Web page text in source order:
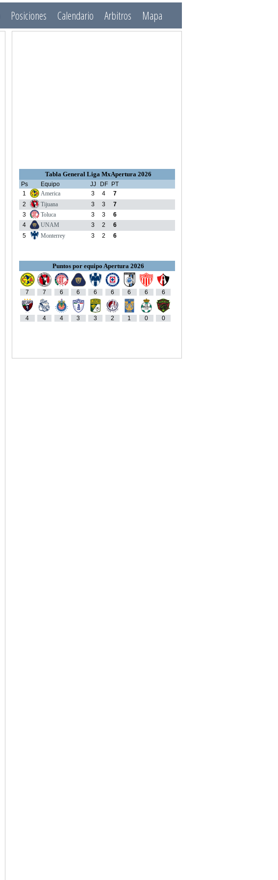
Posiciones Calendario Arbitros Mapa
Tabla General Liga MxApertura 2026
Ps Equipo JJ DF PT
1
America 3 4
7
2
Tijuana 3 3
7
3
Toluca 3 3
6
4
UNAM 3 2
6
5
Monterrey 3 2 6
Puntos por equipo Apertura 2026
7 7 6 6 6 6 6 6 6
4 4 4 3 3 2 1 0 0